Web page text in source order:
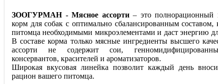
ЗООГУРМАН - Мясное ассорти– это полнорационный
корм для собак с оптимально сбалансированным составом,
питомца необходимыми микроэлементами и даст энергию
В составе корма только мясные ингредиенты высшего
ассорти не содержит сои,
консервантов, красителей и ароматизаторов.
Широкая вкусовая линейка позволит каждый день
рацион вашего питомца.